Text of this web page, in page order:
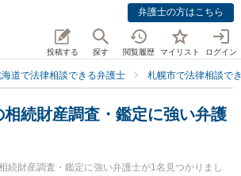
弁護士の方はこちら
投稿する 探す 閲覧履歴 マイリスト ログイン
道で法律相談できる弁護士 札幌市で法律相談で
続財産調査・鑑定に強い弁護
続財産調査・鑑定に強い弁護士が1名見つかりまし